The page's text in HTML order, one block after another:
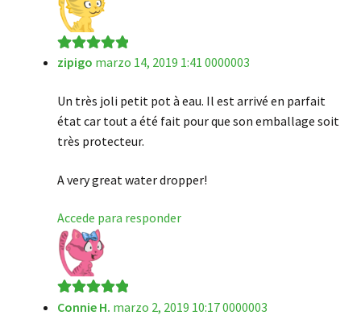
Valorado en5
zipigo marzo 14, 2019 1:41 0000003
Un très joli petit pot à eau. Il est arrivé en parfait
état car tout a été fait pour que son emballage soit
très protecteur.
A very great water dropper!
Accede para responder
Valorado en5
Connie H. marzo 2, 2019 10:17 0000003